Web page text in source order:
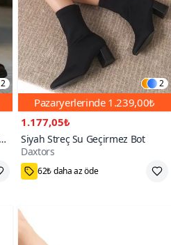
2 2
Pazaryerlerinde 1.239,00₺
1.177,05₺
Siyah Streç Su Geçirmez Bot
Daxtors
600+
62₺ daha az öde